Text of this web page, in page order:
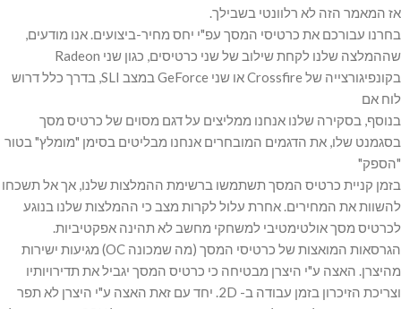
אז המאמר הזה לא רלוונטי בשבילך.
בחרנו עבורכם את כרטיסי המסך עפ"י יחס מחיר-ביצועים. אנו מודעים,
שההמלצה שלנו לקחת שילוב של שני כרטיסים, כגון שני Radeon
בקונפיגורצייה של Crossfire או שני GeForce במצב SLI, בדרך כלל דרוש
לוח אם
בנוסף, בסקירה שלנו אנחנו ממליצים על דגם מסוים של כרטיס מסך
בסגמנט שלו, את הדגמים המובחרים אנחנו מבליטים בסימן "מומלץ" בטור
"הספק"
בזמן קניית כרטיס המסך תשתמשו ברשימת ההמלצות שלנו, אך אל תשכחו
להשוות את המחירים. אחרת עלול לקרות מצב כי ההמלצות שלנו בנוגע
לכרטיס מסך אולטימטיבי למשחקי מחשב לא תהינה אפקטיביות.
הגרסאות המואצות של כרטיסי המסך (מה שמכונה OC) מגיעות ישירות
מהיצרן. האצה ע"י היצרן מבטיחה כי כרטיס המסך יגביל את תדירויותיו
וצריכת הזיכרון בזמן עבודה ב- 2D. יחד עם זאת האצה ע"י היצרן לא תפר